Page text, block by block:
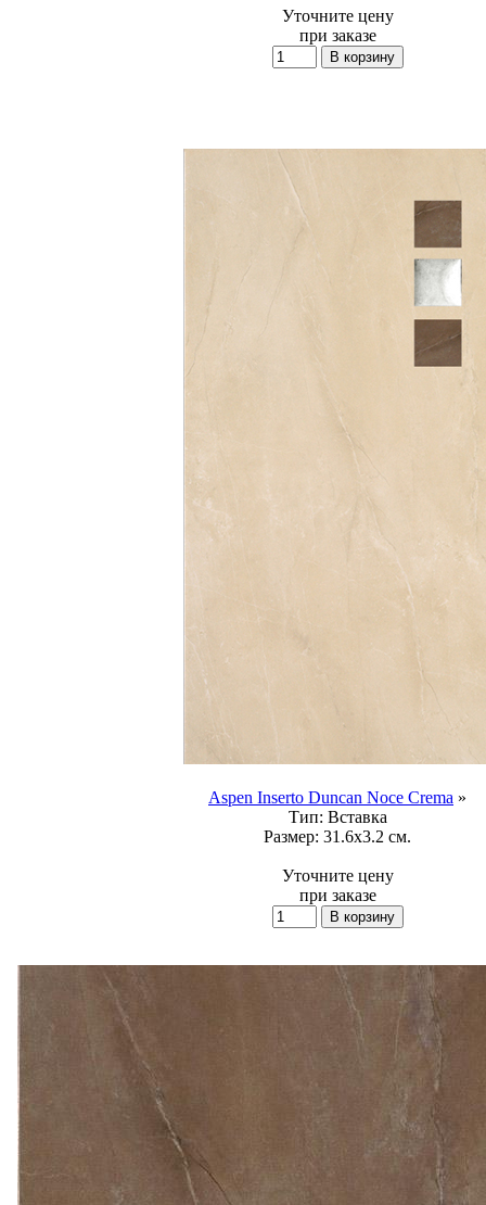
Уточните цену
при заказе
Aspen Inserto Duncan Noce Crema »
Тип: Вставка
Размер: 31.6x3.2 см.
Уточните цену
при заказе